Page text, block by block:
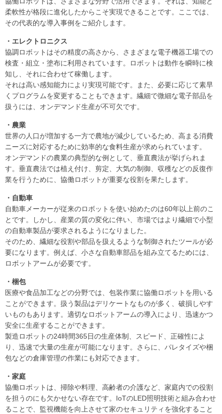
柔軟性が格段に進化したからこそ実現できることです。ここでは、
その代表的な導入事例をご紹介します。
・エレクトロニクス
協調ロボットはその精度の高さから、さまざまな電子機器工場での
検査・組立・塗布に利用されています。ロボットは動作を瞬時に検
知し、それに合わせて稼働します。
それは高い感知能力により実現可能です。また、必要に応じて素早
くプログラムを変更することもできます。繊細で微細な電子部品を
扱うには、オンデマンド生産が不可欠です。
・農業
世界の人口が増加する一方で農地が減少しているため、高まる消費
ニーズに対応するために効率的な食料生産が求められています。
オンデマンドの農業の典型的な例として、垂直農法が挙げられま
す。垂直農法では植え付け、剪定、大気の制御、収穫などの反復作
業を行うために、協働ロボットが重要な役割を果たします。
・自動車
自動車メーカーが従来のロボットを使い始めたのは60年以上前のこ
とです。しかし、産業の質の変化に伴い、市場ではより繊細で小型
の自動車製品が要求されるようになりました。
そのため、繊細な役割や部品を扱えるような制御されたツールが必
要になります。例えば、小さな自動車部品を組み立てるためには、
ロボットアームが必要です。
・梱包
医療や食品加工などの分野では、包装作業に協働ロボットを用いる
ことができます。扱う製品はデリケートなものが多く、破損しやす
いものもあります。適切なロボットアームの導入により、迅速かつ
安全に生産することができます。
製造ロボットの24時間365日の生産体制、スピード、正確性によ
り、迅速で大量の生産が可能になります。さらに、パレタイズや梱
包などの倉庫管理の作業にも対応できます。
・家庭
協働ロボットは、掃除や料理、高齢者の介護など、家庭内での役割
を担うのにも欠かせない存在です。IoTのLED照明技術と組み合わせ
ることで、監視機能を向上させて家のセキュリティを強化すること